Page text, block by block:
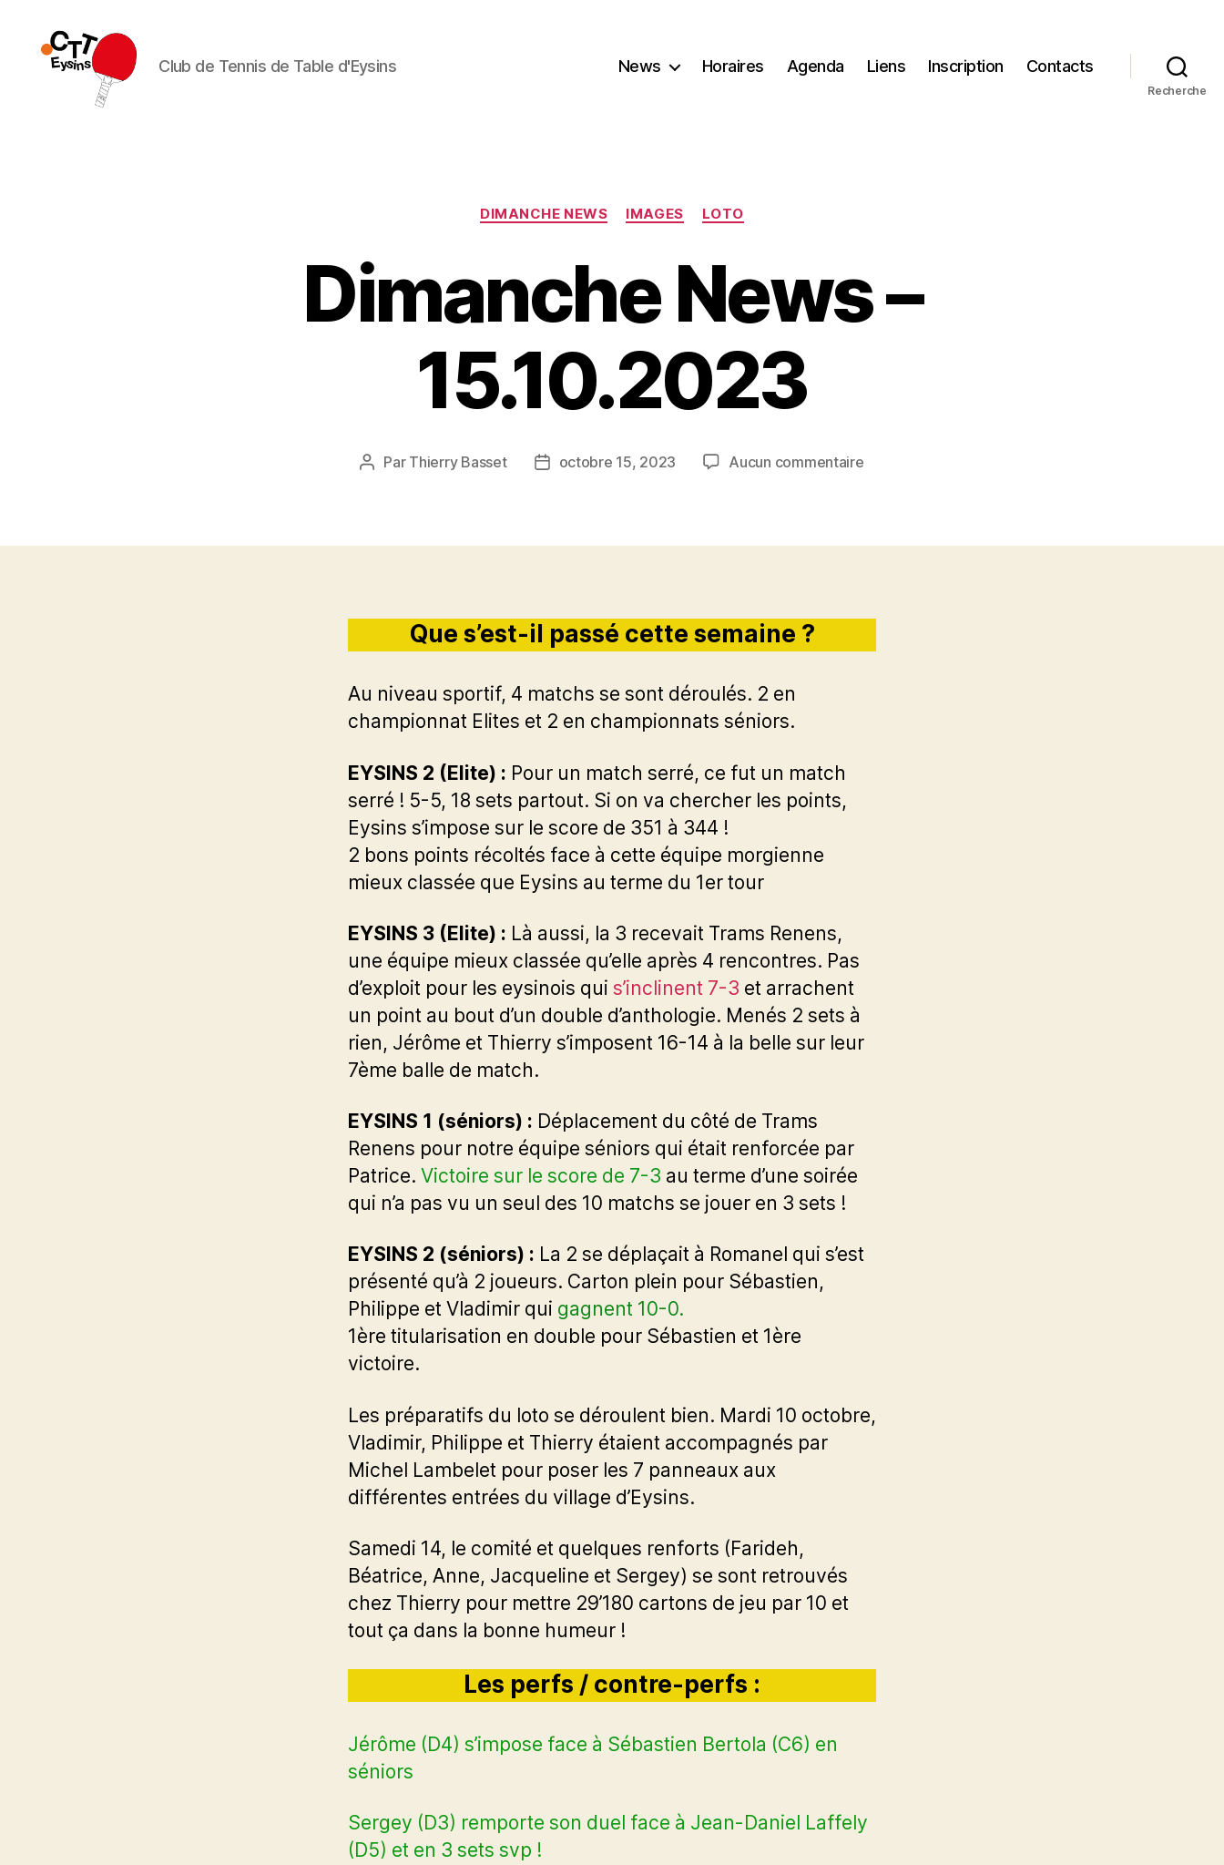
Club de Tennis de Table d'Eysins News Horaires Agenda Liens Inscription Contacts
Recherche
Catégories
DIMANCHE NEWS IMAGES LOTO
Dimanche News –
15.10.2023
Auteur
Par Thierry Basset
Dateoctobre 15, 2023 Aucun commentairesur
15.10.2023
Que s’est-il passé cette semaine ?
Au niveau sportif, 4 matchs se sont déroulés. 2 en
championnat Elites et 2 en championnats séniors.
EYSINS 2 (Elite) : Pour un match serré, ce fut un match
serré ! 5-5, 18 sets partout. Si on va chercher les points,
Eysins s’impose sur le score de 351 à 344 !
2 bons points récoltés face à cette équipe morgienne
mieux classée que Eysins au terme du 1er tour
EYSINS 3 (Elite) : Là aussi, la 3 recevait Trams Renens,
une équipe mieux classée qu’elle après 4 rencontres. Pas
d’exploit pour les eysinois qui s’inclinent 7-3 et arrachent
un point au bout d’un double d’anthologie. Menés 2 sets à
rien, Jérôme et Thierry s’imposent 16-14 à la belle sur leur
7ème balle de match.
EYSINS 1 (séniors) : Déplacement du côté de Trams
Renens pour notre équipe séniors qui était renforcée par
Patrice. Victoire sur le score de 7-3 au terme d’une soirée
qui n’a pas vu un seul des 10 matchs se jouer en 3 sets !
EYSINS 2 (séniors) : La 2 se déplaçait à Romanel qui s’est
présenté qu’à 2 joueurs. Carton plein pour Sébastien,
Philippe et Vladimir qui gagnent 10-0.
1ère titularisation en double pour Sébastien et 1ère
victoire.
Les préparatifs du loto se déroulent bien. Mardi 10 octobre,
Vladimir, Philippe et Thierry étaient accompagnés par
Michel Lambelet pour poser les 7 panneaux aux
différentes entrées du village d’Eysins.
Samedi 14, le comité et quelques renforts (Farideh,
Béatrice, Anne, Jacqueline et Sergey) se sont retrouvés
chez Thierry pour mettre 29’180 cartons de jeu par 10 et
tout ça dans la bonne humeur !
Les perfs / contre-perfs :
Jérôme (D4) s’impose face à Sébastien Bertola (C6) en
séniors
Sergey (D3) remporte son duel face à Jean-Daniel Laffely
(D5) et en 3 sets svp !